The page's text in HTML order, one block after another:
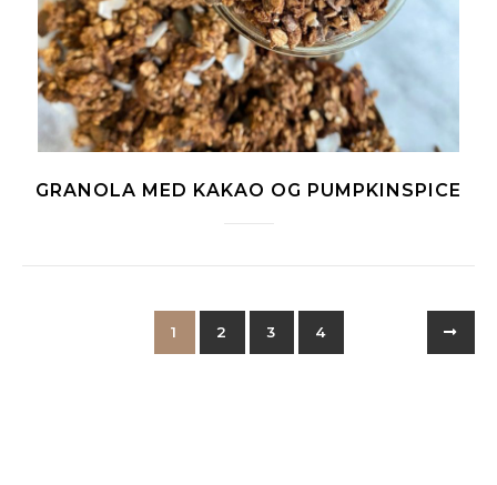
GRANOLA MED KAKAO OG PUMPKINSPICE
1 2 3 4